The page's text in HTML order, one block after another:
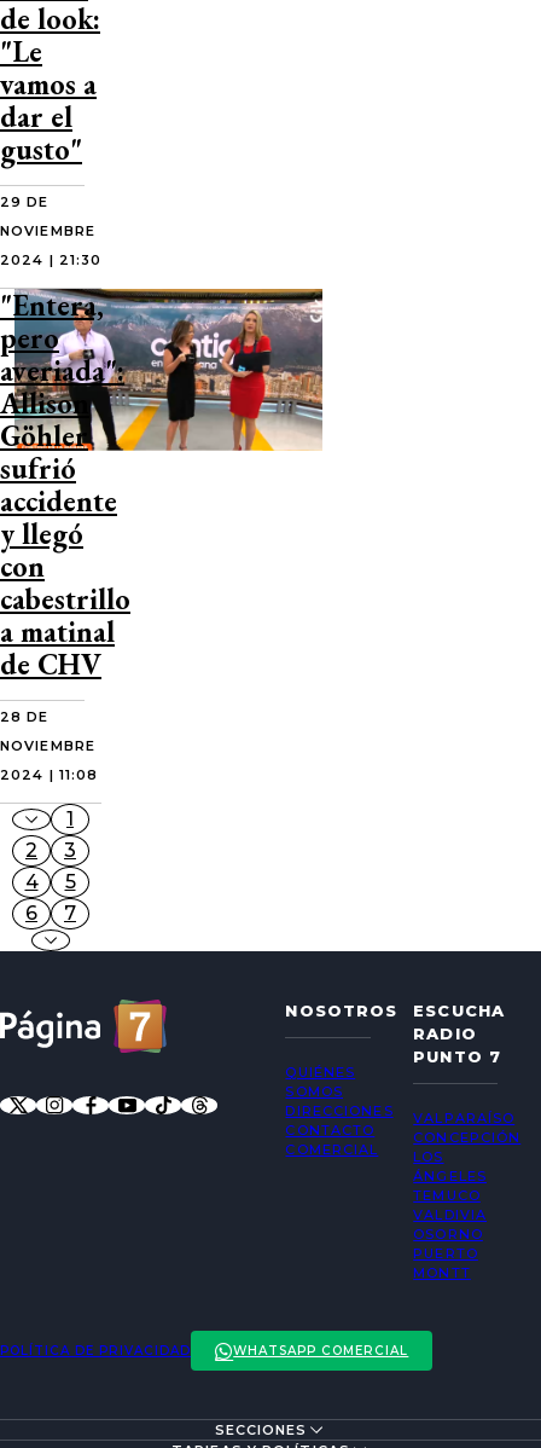
de look:
"Le
vamos a
dar el
gusto"
29 DE
NOVIEMBRE
2024 | 21:30
"Entera,
pero
averiada":
Allison
Göhler
sufrió
accidente
y llegó
con
cabestrillo
a matinal
de CHV
28 DE
NOVIEMBRE
2024 | 11:08
1
2
3
4
5
6
7
NOSOTROS
QUIÉNES
SOMOS
DIRECCIONES
CONTACTO
COMERCIAL
ESCUCHA
RADIO
PUNTO 7
VALPARAÍSO
CONCEPCIÓN
LOS
ÁNGELES
TEMUCO
VALDIVIA
OSORNO
PUERTO
MONTT
POLÍTICA DE PRIVACIDAD WHATSAPP COMERCIAL
SECCIONES